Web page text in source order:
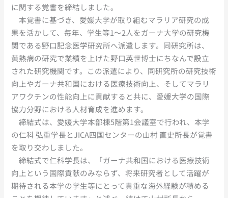
に関する覚書を締結しました。
本覚書に基づき、愛媛大学が取り組むマラリア研究の成
果を活かして、毎年、学生等1～2人をガーナ大学の研究機
関である野口記念医学研究所へ派遣します。同研究所は、
黄熱病の研究で業績を上げた野口英世博士にちなんで設立
された研究機関です。この派遣により、同研究所の研究技術
向上やガーナ共和国における医療技術向上、そしてマラリ
アワクチンの性能向上に貢献すると共に、愛媛大学の国際
協力分野における人材育成を進めます。
締結式は、愛媛大学本部棟5階第1会議室で行われ、本学
の仁科 弘重学長とJICA四国センターの山村 直史所長が覚書
を取り交わしました。
締結式で仁科学長は、「ガーナ共和国における医療技術
向上という国際貢献のみならず、将来研究者として活躍が
期待される本学の学生等にとって貴重な海外経験が積める